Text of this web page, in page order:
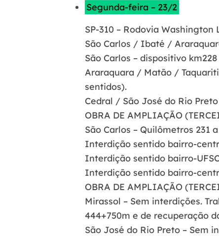
Segunda-feira – 23/2
SP-310 – Rodovia Washington
São Carlos / Ibaté /
São Carlos – dispositivo
Araraquara / Matão /
sentidos).
Cedral / São José do Rio
OBRA DE AMPLIAÇÃO
São Carlos – Quilômetros 231
Interdição sentido bairro-
Interdição sentido bairro-
Interdição sentido bairro-
OBRA DE AMPLIAÇÃO
Mirassol – Sem interdições.
444+750m e de recuperação
São José do Rio Preto – Sem